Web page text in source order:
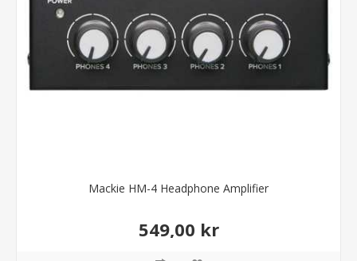
Mackie HM-4 Headphone Amplifier
549,00 kr